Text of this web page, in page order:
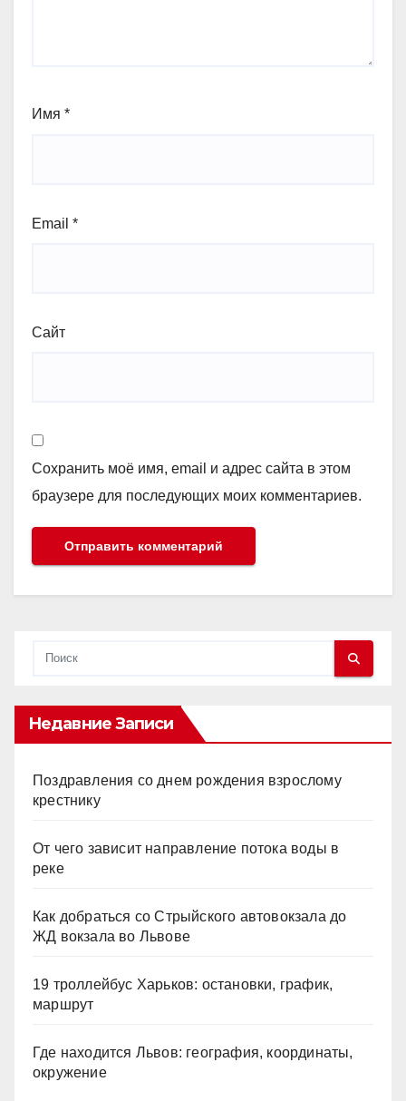
Имя *
Email *
Сайт
Сохранить моё имя, email и адрес сайта в этом
браузере для последующих моих комментариев.
Недавние Записи
Поздравления со днем рождения взрослому
крестнику
От чего зависит направление потока воды в
реке
Как добраться со Стрыйского автовокзала до
ЖД вокзала во Львове
19 троллейбус Харьков: остановки, график,
маршрут
Где находится Львов: география, координаты,
окружение